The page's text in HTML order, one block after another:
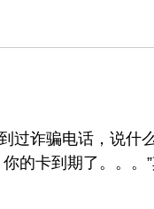
诈骗电话，说什
的卡到期了。。。